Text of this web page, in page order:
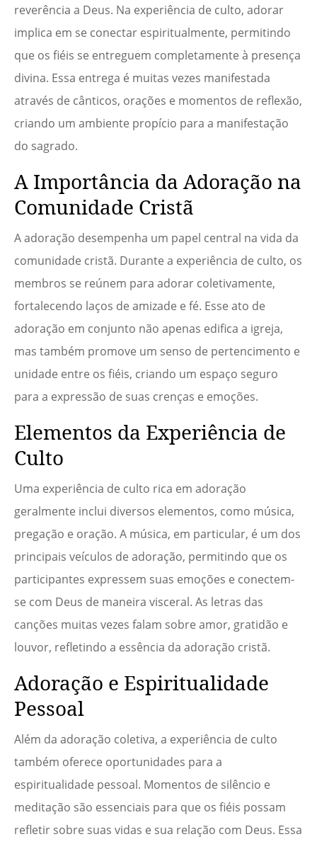
reverência a Deus. Na experiência de culto, adorar
implica em se conectar espiritualmente, permitindo
que os fiéis se entreguem completamente à presença
divina. Essa entrega é muitas vezes manifestada
através de cânticos, orações e momentos de reflexão,
criando um ambiente propício para a manifestação
do sagrado.
A Importância da Adoração na
Comunidade Cristã
A adoração desempenha um papel central na vida da
comunidade cristã. Durante a experiência de culto, os
membros se reúnem para adorar coletivamente,
fortalecendo laços de amizade e fé. Esse ato de
adoração em conjunto não apenas edifica a igreja,
mas também promove um senso de pertencimento e
unidade entre os fiéis, criando um espaço seguro
para a expressão de suas crenças e emoções.
Elementos da Experiência de
Culto
Uma experiência de culto rica em adoração
geralmente inclui diversos elementos, como música,
pregação e oração. A música, em particular, é um dos
principais veículos de adoração, permitindo que os
participantes expressem suas emoções e conectem-
se com Deus de maneira visceral. As letras das
canções muitas vezes falam sobre amor, gratidão e
louvor, refletindo a essência da adoração cristã.
Adoração e Espiritualidade
Pessoal
Além da adoração coletiva, a experiência de culto
também oferece oportunidades para a
espiritualidade pessoal. Momentos de silêncio e
meditação são essenciais para que os fiéis possam
refletir sobre suas vidas e sua relação com Deus. Essa